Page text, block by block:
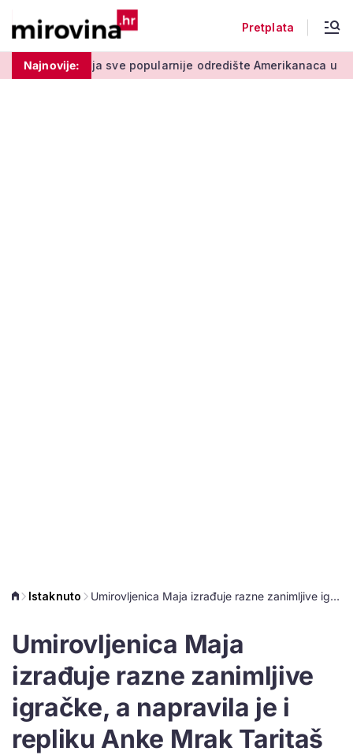
Pretplata
Najnovije:
sve popularnije odredište Amerikanaca u mirovini: Pruža mir
Istaknuto Umirovljenica Maja izrađuje razne zanimljive igračke, a napravila je i repliku Anke Mrak Taritaš
Umirovljenica Maja
izrađuje razne zanimljive
igračke, a napravila je i
repliku Anke Mrak Taritaš